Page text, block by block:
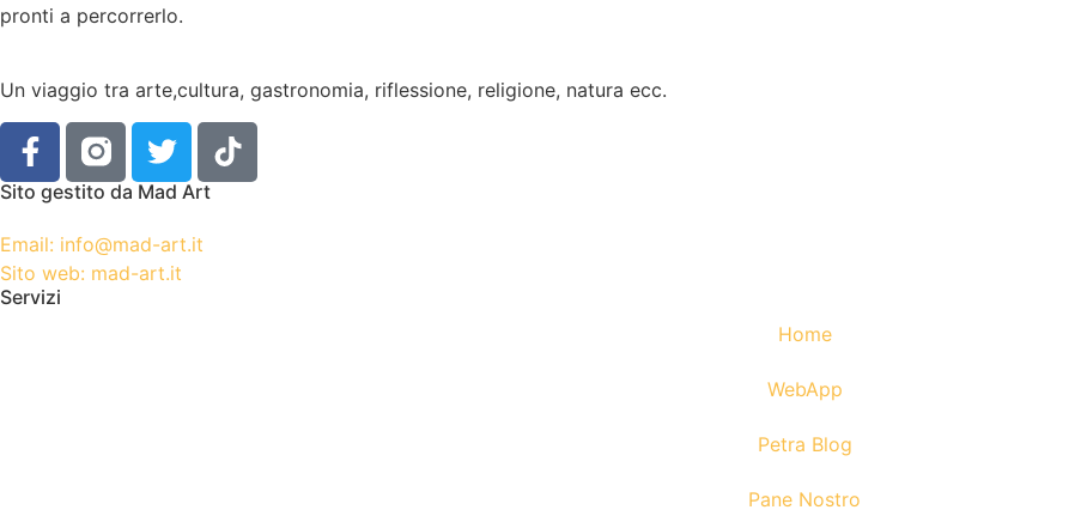
pronti a percorrerlo.
Un viaggio tra arte,cultura, gastronomia, riflessione, religione, natura ecc.
Sito gestito da Mad Art
Email: info@mad-art.it
Sito web: mad-art.it
Servizi
Home
WebApp
Petra Blog
Pane Nostro